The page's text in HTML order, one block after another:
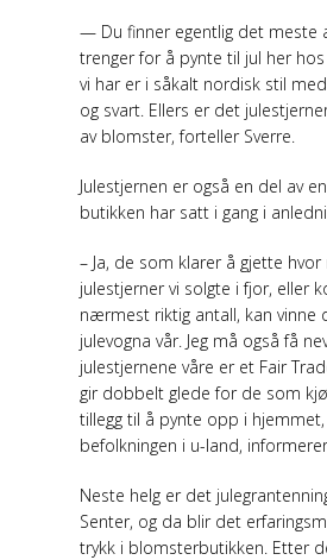
— Du finner egentlig det meste
trenger for å pynte til jul her
vi har er i såkalt nordisk stil
og svart. Ellers er det
av blomster, forteller Sverre.
Julestjernen er også en del av
butikken har satt i gang i
– Ja, de som klarer å gjette hvor
julestjerner vi solgte i fjor, eller
nærmest riktig antall, kan vinne
julevogna vår. Jeg må også få
julestjernene våre er et Fair
gir dobbelt glede for de som
tillegg til å pynte opp i
befolkningen i u-land,
Neste helg er det
Senter, og da blir det
trykk i blomsterbutikken. Etter